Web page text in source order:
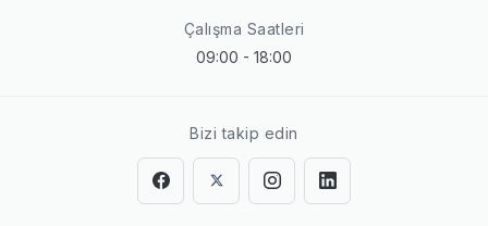
Çalışma Saatleri
09:00 - 18:00
Bizi takip edin